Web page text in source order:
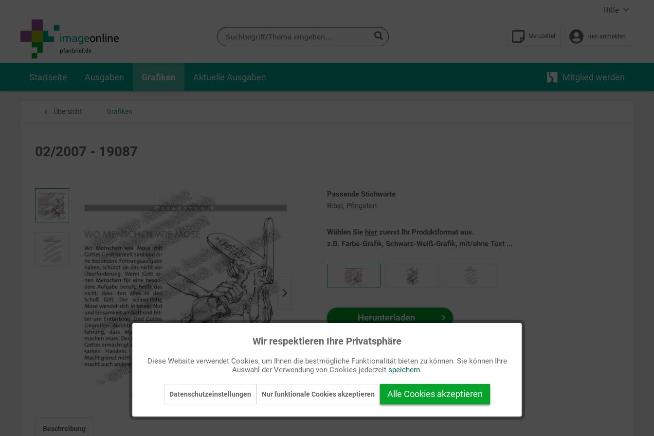
Hilfe
Merkzettel Hier anmelden
Startseite Ausgaben Grafiken Aktuelle Ausgaben Mitglied werden
Übersicht Grafiken
02/2007 - 19087
Passende Stichworte
Bibel, Pfingsten
Wählen Sie hier zuerst Ihr Produktformat aus.
z.B. Farbe-Grafik, Schwarz-Weiß-Grafik, mit/ohne Text ...
Herunterladen
Auf Ihren Merkzettel setzen
Beschreibung
Inaktiv
Wir respektieren Ihre Privatsphäre
Diese Website verwendet Cookies, um Ihnen die bestmögliche Funktionalität bieten zu können. Sie können Ihre
Auswahl der Verwendung von Cookies jederzeit speichern.
Datenschutzeinstellungen Nur funktionale Cookies akzeptieren Alle Cookies akzeptieren